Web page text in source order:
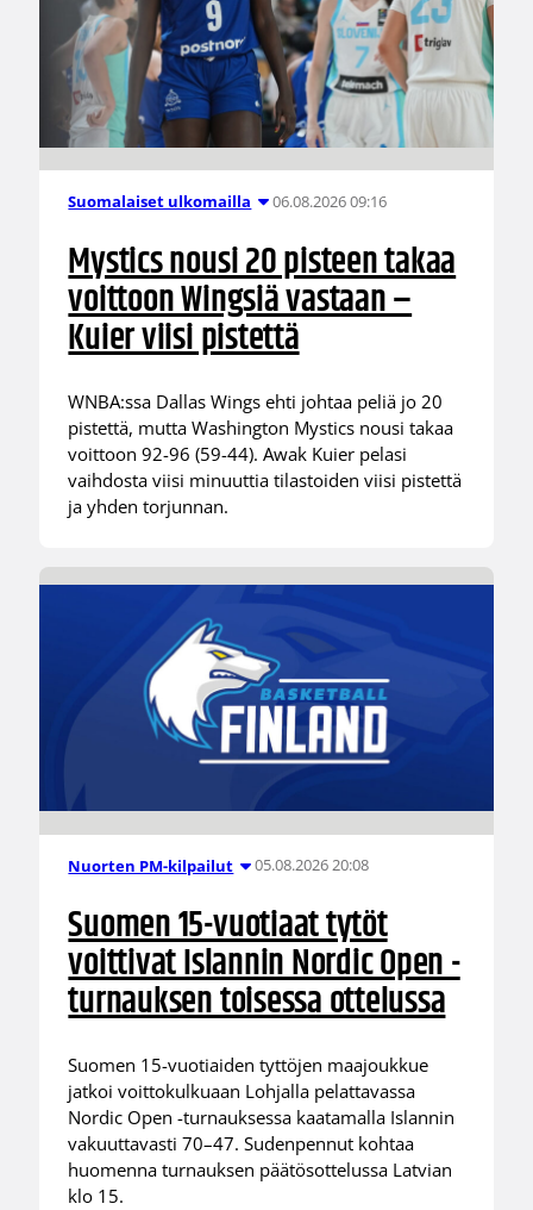
Suomalaiset ulkomailla 06.08.2026 09:16
Mystics nousi 20 pisteen takaa
voittoon Wingsiä vastaan –
Kuier viisi pistettä
WNBA:ssa Dallas Wings ehti johtaa peliä jo 20
pistettä, mutta Washington Mystics nousi takaa
voittoon 92-96 (59-44). Awak Kuier pelasi
vaihdosta viisi minuuttia tilastoiden viisi pistettä
ja yhden torjunnan.
Nuorten PM-kilpailut 05.08.2026 20:08
Suomen 15-vuotiaat tytöt
voittivat Islannin Nordic Open -
turnauksen toisessa ottelussa
Suomen 15-vuotiaiden tyttöjen maajoukkue
jatkoi voittokulkuaan Lohjalla pelattavassa
Nordic Open -turnauksessa kaatamalla Islannin
vakuuttavasti 70–47. Sudenpennut kohtaa
huomenna turnauksen päätösottelussa Latvian
klo 15.